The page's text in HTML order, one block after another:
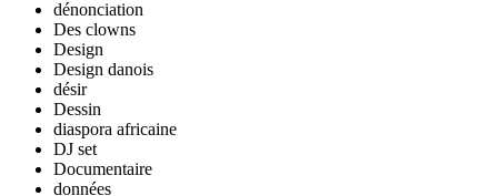
dénonciation
Des clowns
Design
Design danois
désir
Dessin
diaspora africaine
DJ set
Documentaire
données